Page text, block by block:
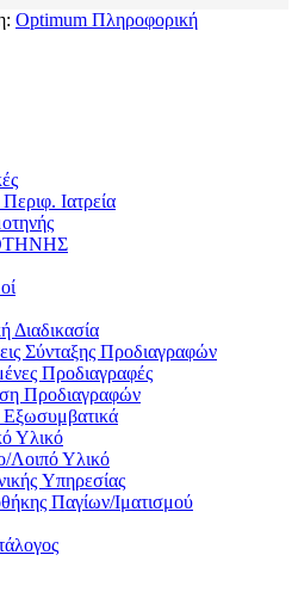
Optimum Πληροφορική
Ιατρεία
Διαδικασία
Σύνταξης Προδιαγραφών
Προδιαγραφές
Προδιαγραφών
Υλικό
Λοιπό Υλικό
Yπηρεσίας
Παγίων/Ιματισμού